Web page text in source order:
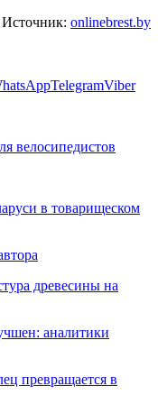
Источник: onlinebrest.by
TelegramViber
велосипедистов
в товарищеском
древесины на
аналитики
превращается в